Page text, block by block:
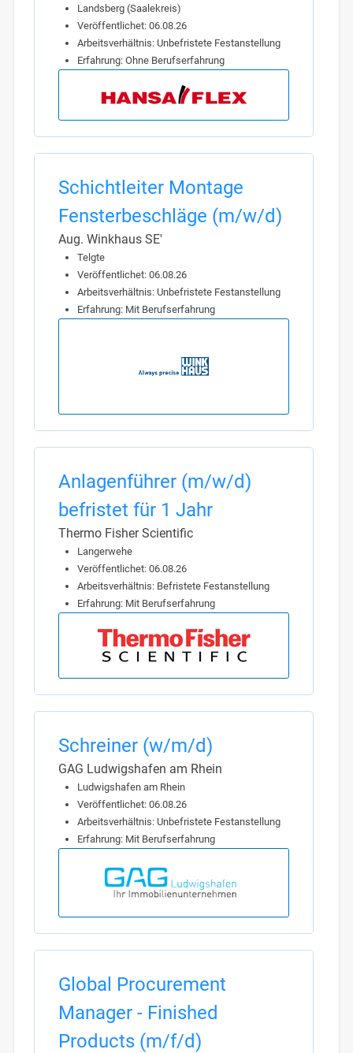
Landsberg (Saalekreis)
Veröffentlichet: 06.08.26
Arbeitsverhältnis: Unbefristete Festanstellung
Erfahrung: Ohne Berufserfahrung
Schichtleiter Montage
Fensterbeschläge (m/w/d)
Aug. Winkhaus SE'
Telgte
Veröffentlichet: 06.08.26
Arbeitsverhältnis: Unbefristete Festanstellung
Erfahrung: Mit Berufserfahrung
Anlagenführer (m/w/d)
befristet für 1 Jahr
Thermo Fisher Scientific
Langerwehe
Veröffentlichet: 06.08.26
Arbeitsverhältnis: Befristete Festanstellung
Erfahrung: Mit Berufserfahrung
Schreiner (w/m/d)
GAG Ludwigshafen am Rhein
Ludwigshafen am Rhein
Veröffentlichet: 06.08.26
Arbeitsverhältnis: Unbefristete Festanstellung
Erfahrung: Mit Berufserfahrung
Global Procurement
Manager - Finished
Products (m/f/d)